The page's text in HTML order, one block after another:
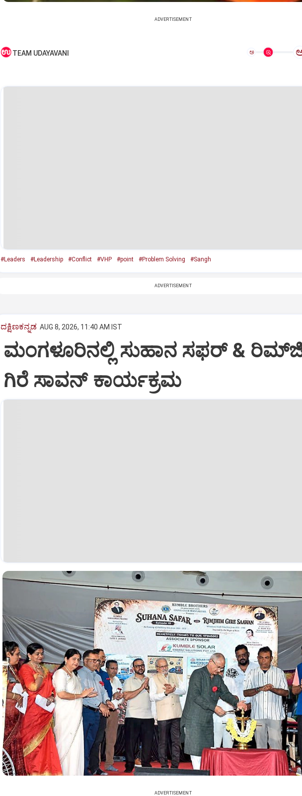
ADVERTISEMENT
TEAM UDAYAVANI ಅ
#Leaders #Leadership #Conflict #VHP #point #Problem Solving #Sangh
ADVERTISEMENT
ದಕ್ಷಿಣಕನ್ನಡ AUG 8, 2026, 11:40 AM IST
ಮಂಗಳೂರಿನಲ್ಲಿ ಸುಹಾನ ಸಫರ್ &
ಗಿರೆ ಸಾವನ್ ಕಾರ್ಯಕ್ರಮ
ADVERTISEMENT